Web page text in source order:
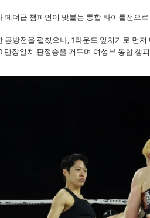
페더급 챔피언이 맞붙는 통합 타이틀전으
공방전을 펼쳤으나, 1라운드 앞치기로 먼
만장일치 판정승을 거두며 여성부 통합 챔